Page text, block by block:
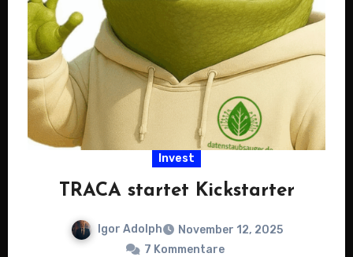
Invest
TRACA startet Kickstarter
Igor Adolph
November 12, 2025
7 Kommentare